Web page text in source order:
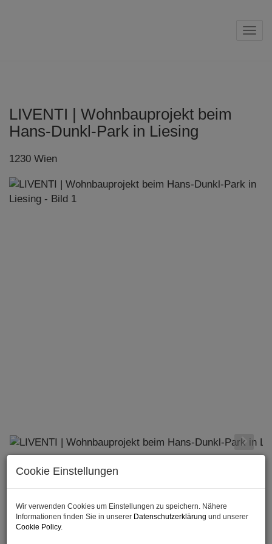
LIVENTI | Wohnbauprojekt beim
Hans-Dunkl-Park in Liesing
1230 Wien
Beschreibung
Kolbegasse 39–41, 1230 Wien
In begehrter Wohnlage des 23. Wiener
Cookie Einstellungen
Wir verwenden Cookies um Einstellungen zu speichern. Nähere
Informationen finden Sie in unserer Datenschutzerklärung und unserer
Cookie Policy.